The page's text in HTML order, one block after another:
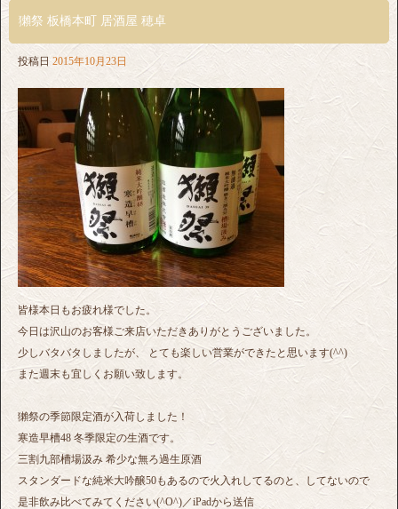
獺祭 板橋本町 居酒屋 穂卓
投稿日 2015年10月23日
皆様本日もお疲れ様でした。
今日は沢山のお客様ご来店いただきありがとうございました。
少しバタバタしましたが、 とても楽しい営業ができたと思います(^^)
また週末も宜しくお願い致します。
獺祭の季節限定酒が入荷しました！
寒造早槽48 冬季限定の生酒です。
三割九部槽場汲み 希少な無ろ過生原酒
スタンダードな純米大吟醸50もあるので火入れしてるのと、してないので
是非飲み比べてみてください(^O^)／iPadから送信